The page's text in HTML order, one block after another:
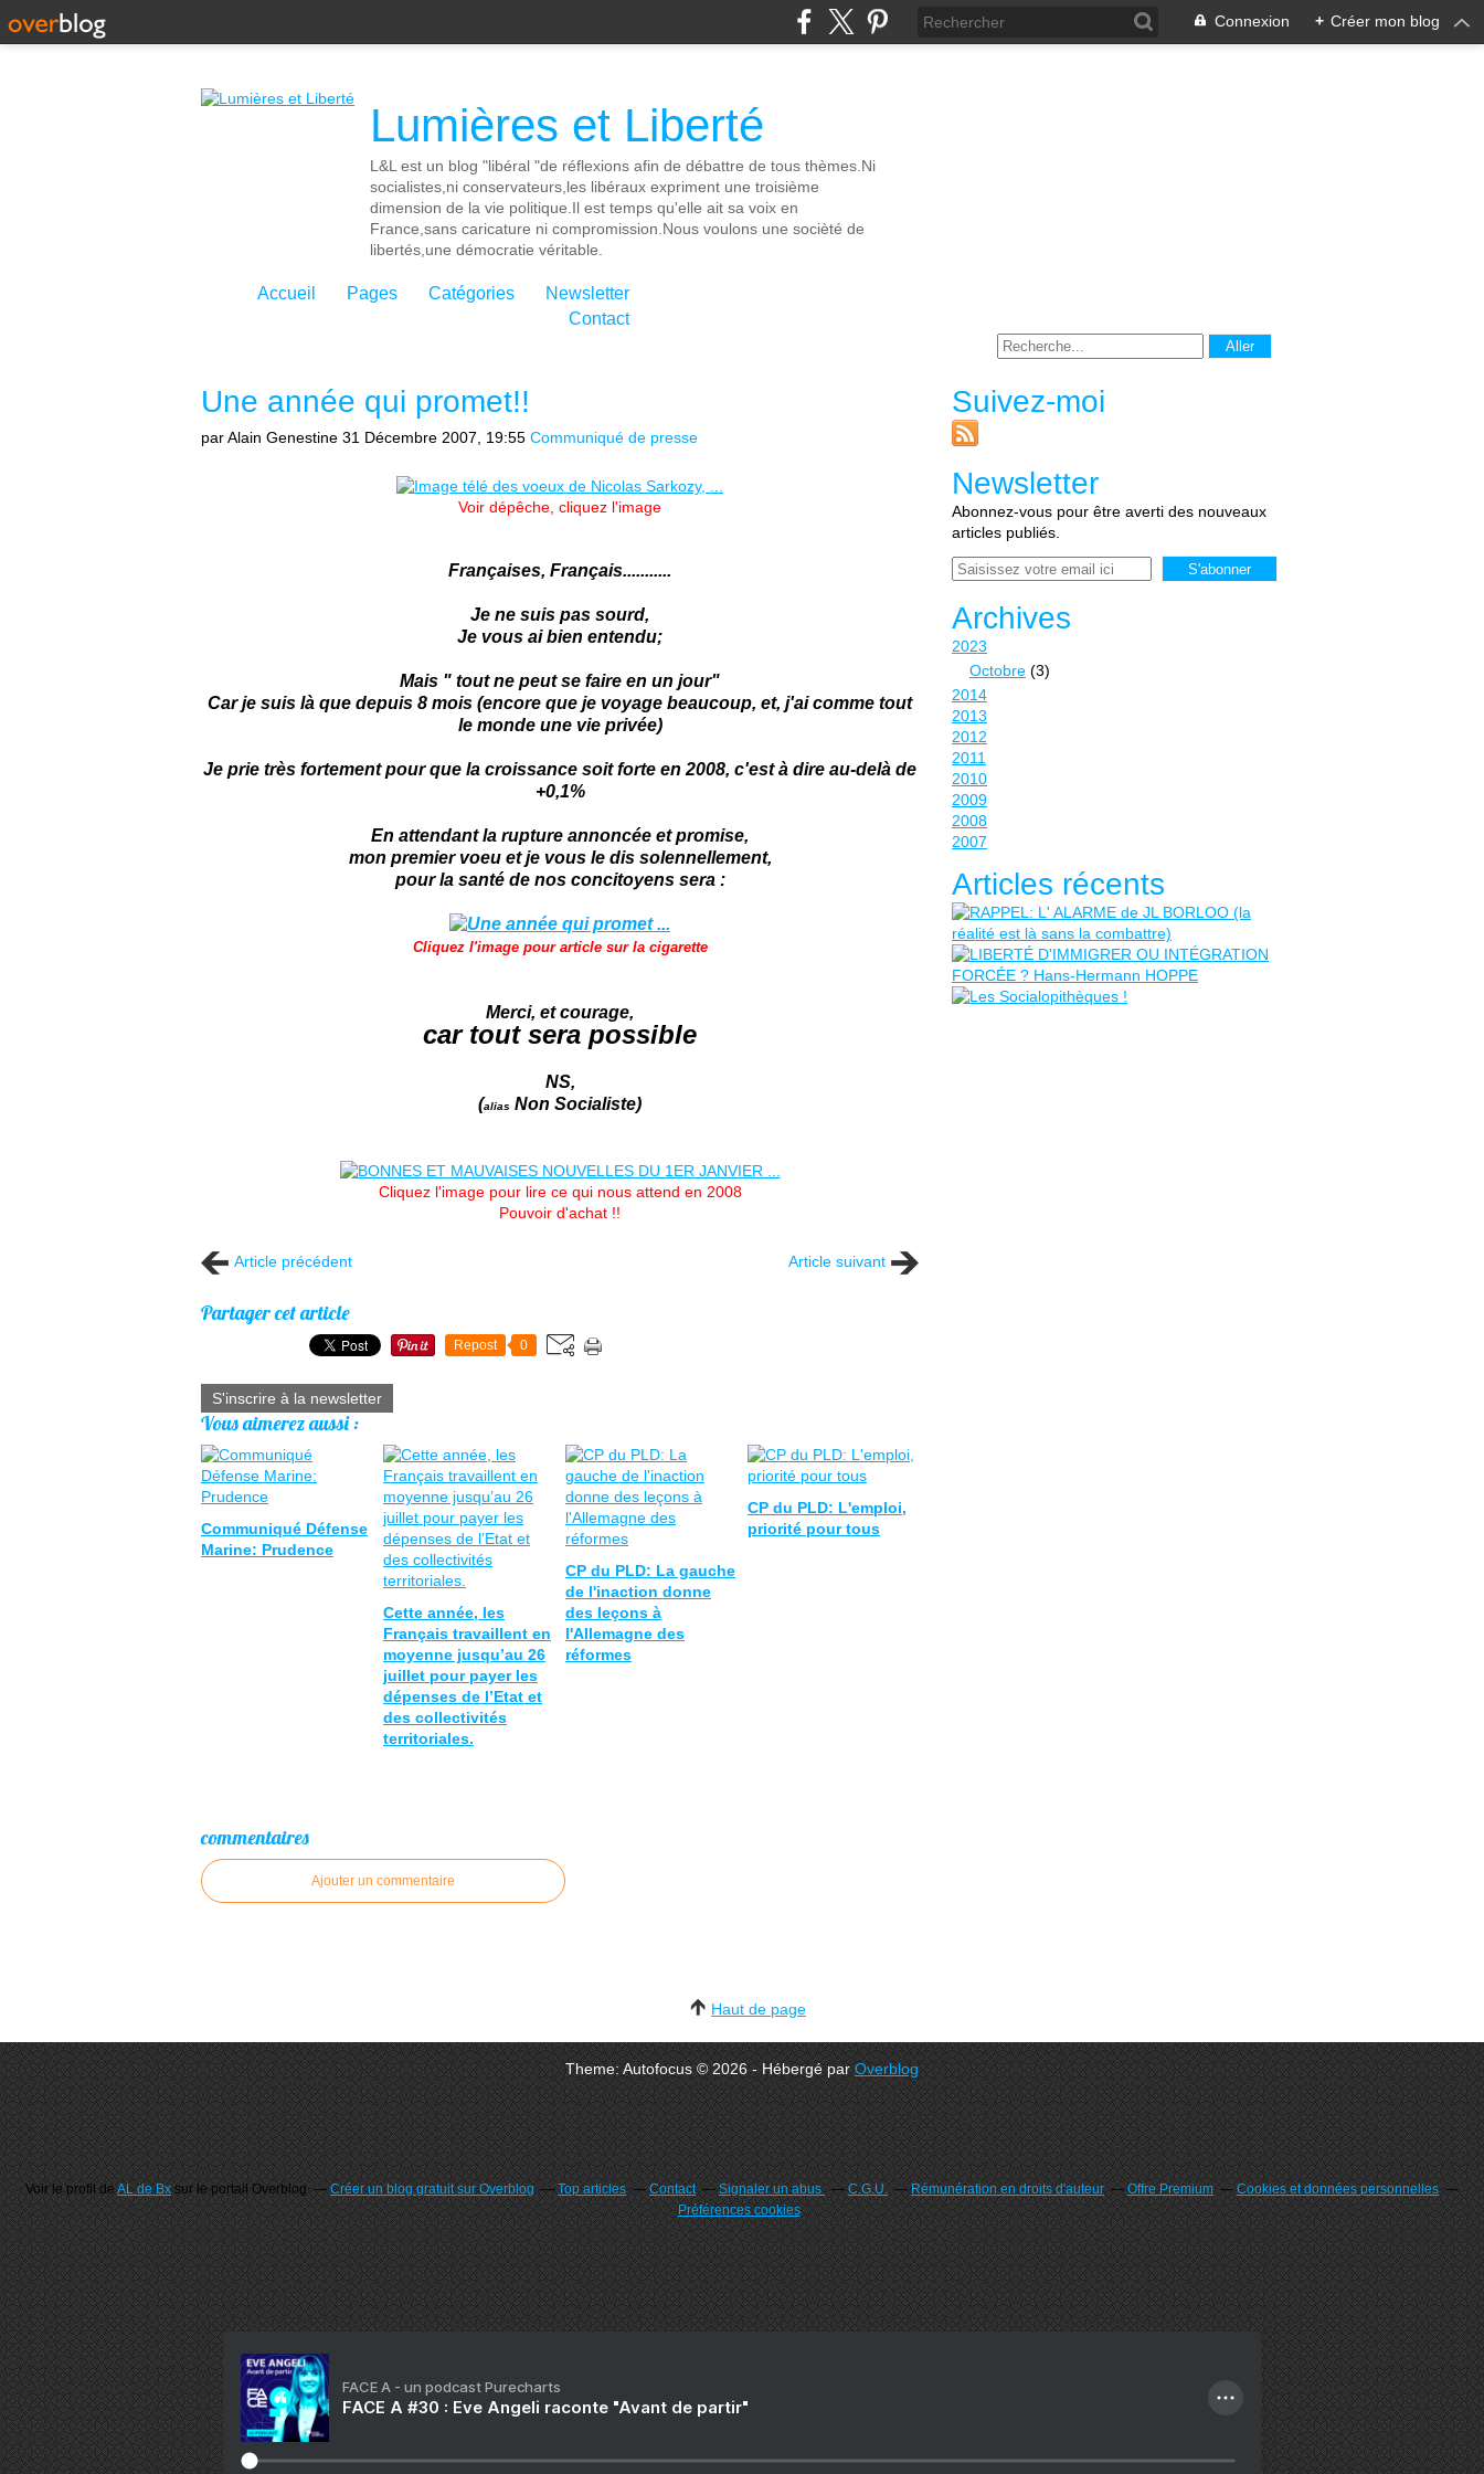
Connexion + Créer mon blog
Lumières et Liberté
L&L est un blog "libéral "de réflexions afin de débattre de tous thèmes.Ni
socialistes,ni conservateurs,les libéraux expriment une troisième
dimension de la vie politique.Il est temps qu'elle ait sa voix en
France,sans caricature ni compromission.Nous voulons une socièté de
libertés,une démocratie véritable.
Accueil Pages Catégories
Newsletter
Contact
Une année qui promet!!
par Alain Genestine 31 Décembre 2007, 19:55 Communiqué de presse
Voir dépêche, cliquez l'image
Françaises, Français...........
Je ne suis pas sourd,
Je vous ai bien entendu;
Mais " tout ne peut se faire en un jour"
Car je suis là que depuis 8 mois (encore que je voyage beaucoup, et, j'ai comme tout
le monde une vie privée)
Je prie très fortement pour que la croissance soit forte en 2008, c'est à dire au-delà de
+0,1%
En attendant la rupture annoncée et promise,
mon premier voeu et je vous le dis solennellement,
pour la santé de nos concitoyens sera :
Cliquez l'image pour article sur la cigarette
Merci, et courage,
car tout sera possible
NS,
(alias Non Socialiste)
Cliquez l'image pour lire ce qui nous attend en 2008
Pouvoir d'achat !!
Article précédent Article suivant
Partager cet article
Repost 0
S'inscrire à la newsletter
Vous aimerez aussi :
Communiqué Défense
Marine: Prudence
Cette année, les
Français travaillent en
moyenne jusqu’au 26
juillet pour payer les
dépenses de l’Etat et
des collectivités
territoriales.
CP du PLD: La gauche
de l'inaction donne
des leçons à
l'Allemagne des
réformes
CP du PLD: L'emploi,
priorité pour tous
commentaires
Ajouter un commentaire
Suivez-moi
Newsletter
Abonnez-vous pour être averti des nouveaux
articles publiés.
Email
Archives
2023
Octobre (3)
2014
2013
2012
2011
2010
2009
2008
2007
Articles récents
Haut de page
Theme: Autofocus © 2026 - Hébergé parOverblog
Voir le profil deAL de Bxsur le portail Overblog Créer un blog gratuit sur Overblog Top articles Contact Signaler un abus C.G.U. Rémunération en droits d'auteur Offre Premium
Cookies et données personnelles
Préférences cookies
FACE A - un podcast Purecharts
FACE A #30 : Eve Angeli raconte "Avant de partir"